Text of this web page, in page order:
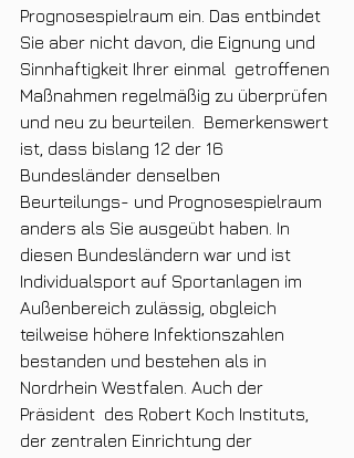
Prognosespielraum ein. Das entbindet
Sie aber nicht davon, die Eignung und
Sinnhaftigkeit Ihrer einmal  getroffenen
Maßnahmen regelmäßig zu überprüfen
und neu zu beurteilen.  Bemerkenswert
ist, dass bislang 12 der 16
Bundesländer denselben
Beurteilungs- und Prognosespielraum
anders als Sie ausgeübt haben. In
diesen Bundesländern war und ist
Individualsport auf Sportanlagen im
Außenbereich zulässig, obgleich
teilweise höhere Infektionszahlen
bestanden und bestehen als in
Nordrhein Westfalen. Auch der
Präsident  des Robert Koch Instituts,
der zentralen Einrichtung der